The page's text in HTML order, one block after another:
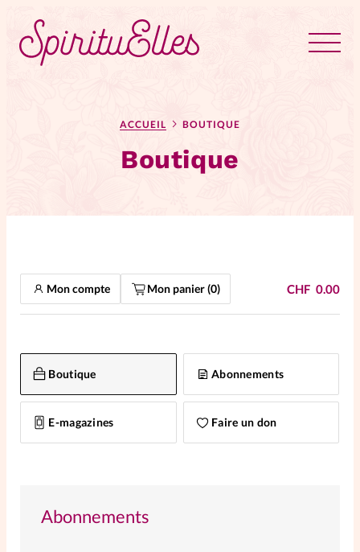
Tous les articles
Actus
Chroniques
Dossiers
Elles nous inspirent
Entre4yeux
L'anecdote
Lifestyle
Littérature
ACCUEIL BOUTIQUE
Boutique
Mon compte Mon panier (0) CHF 0.00
Boutique Abonnements
E-magazines Faire un don
Abonnements